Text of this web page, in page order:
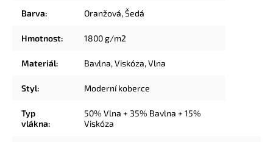
Barva: Oranžová,Šedá
Hmotnost: 1800 g/m2
Materiál: Bavlna,Viskóza,Vlna
Styl: Moderní koberce
Typ
vlákna:
50% Vlna + 35% Bavlna + 15%
Viskóza